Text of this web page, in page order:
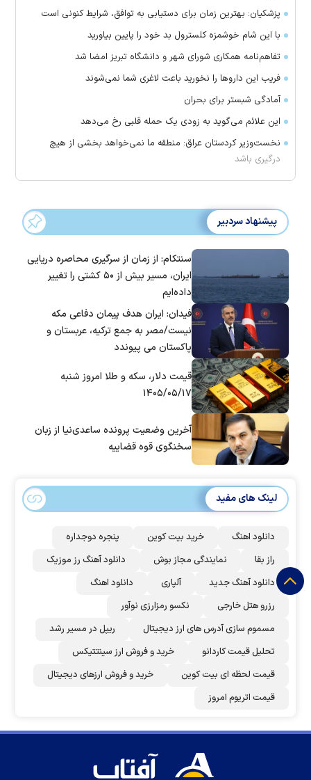
پزشکیان: بهترین زمان برای دستیابی به توافق، شرایط کنونی است
با این شام خوشمزه کلسترول بد خود را پایین بیاورید
تفاهم‌نامه همکاری شورای شهر و دانشگاه تبریز امضا شد
فریب این دارو‌ها را نخورید باعث لاغری شما نمی‌شوند
آمادگی شبستر برای بحران
این علائم می‌گوید به زودی یک حمله قلبی رخ می‌دهد
نخست‌وزیر کردستان عراق: منطقه ما نمی‌خواهد بخشی از هیچ
درگیری باشد
پیشنهاد سردبیر
سنتکام: از زمان از سرگیری محاصره دریایی
ایران، مسیر بیش از ۵۰ کشتی را تغییر
داده‌ایم
فیدان: ایران هدف پیمان دفاعی مکه
نیست/مصر به جمع ترکیه، عربستان و
پاکستان می پیوندد
قیمت دلار، سکه و طلا امروز شنبه
۱۴۰۵/۰۵/۱۷
آخرین وضعیت پرونده ساعدی‌نیا از زبان
سخنگوی قوه قضاییه
لینک های مفید
دانلود اهنگ خرید بیت کوین
پنجره دوجداره
راز بقا
نمایندگی مجاز بوش
دانلود آهنگ رز‌ موزیک
دانلود آهنگ جدید
آلپاری
دانلود اهنگ
رزرو هتل خارجی
نکسو رمزارزی نوآور
مسموم سازی آدرس های ارز دیجیتال
ریپل در مسیر رشد
تحلیل قیمت کاردانو
خرید و فروش ارز سینتتیکس
قیمت لحظه ای بیت کوین
خرید و فروش ارزهای دیجیتال
قیمت اتریوم امروز